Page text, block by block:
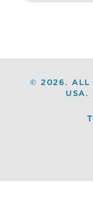
©2026. ALL
USA.